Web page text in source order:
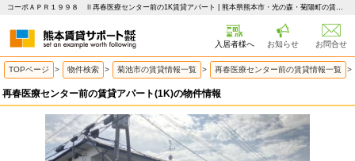
コーポＡＰＲ１９９８ Ⅱ再春医療センター前の1K賃貸アパート | 熊本県熊本市・光の森・菊陽町の賃貸はピタットハウス 熊本賃貸サポート
入居者様へ お知らせ お問合せ
TOPページ > 物件検索 > 菊池市の賃貸情報一覧 > 再春医療センター前の賃貸情報一覧 >
再春医療センター前の賃貸アパート(1K)の物件情報